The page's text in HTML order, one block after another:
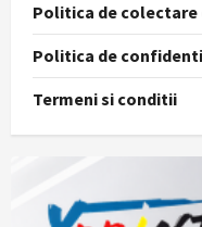
Politica de colectare
Politica de
Termeni si conditii